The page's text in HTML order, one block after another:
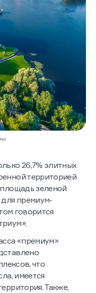
26,7% элитных
территорией
зеленой
премиум-
говорится
«премиум»
что
имеется
Также,